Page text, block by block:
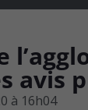
avis
à 16h04